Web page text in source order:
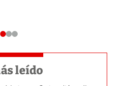
leído